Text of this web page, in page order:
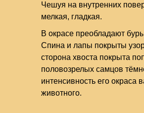
Чешуя на внутренних
мелкая, гладкая.
В окрасе преобладают
Спина и лапы покрыты
сторона хвоста покрыта
половозрелых самцов
интенсивность его окраса
животного.